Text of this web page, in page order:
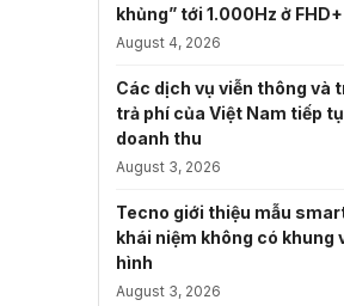
khủng” tới 1.000Hz ở FHD+
August 4, 2026
Các dịch vụ viễn thông và
trả phí của Việt Nam tiếp
doanh thu
August 3, 2026
Tecno giới thiệu mẫu
khái niệm không có khung
hình
August 3, 2026